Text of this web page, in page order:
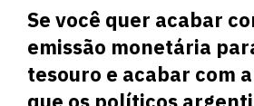
Se você quer acabar
emissão monetária
tesouro e acabar com